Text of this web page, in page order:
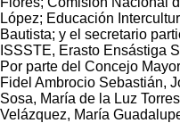
López; Educación
Bautista; y el secretario
ISSSTE, Erasto Ensástiga
Por parte del Concejo
Fidel Ambrocio Sebastián,
Sosa, María de la Luz
Velázquez, María